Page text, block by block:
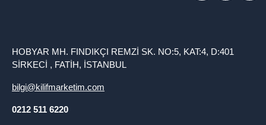
HOBYAR MH. FINDIKÇI REMZİ SK. NO:5, KAT:4, D:401
SİRKECİ , FATİH, İSTANBUL
bilgi@kilifmarketim.com
0212 511 6220